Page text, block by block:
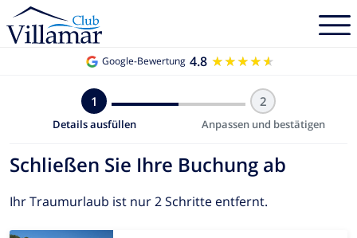
Google-Bewertung 4.8 ★★★★★
★★★★★
1
Details ausfüllen
2
Anpassen und bestätigen
Schließen Sie Ihre Buchung ab
Ihr Traumurlaub ist nur 2 Schritte entfernt.